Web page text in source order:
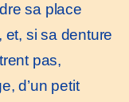
sa place
si sa denture
pas,
d’un petit